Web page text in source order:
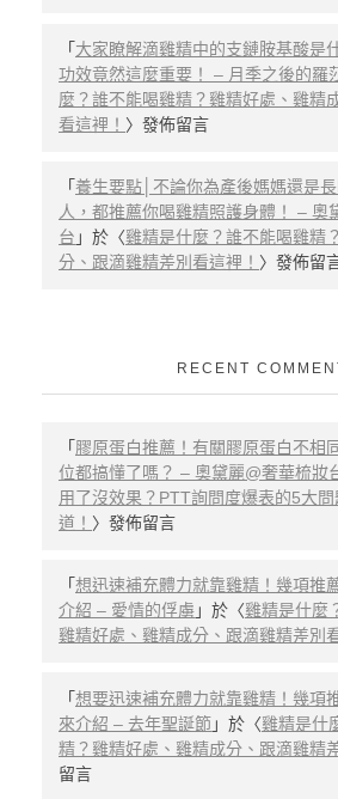
「 大家瞭解滴雞精中的支鏈胺基酸是
功效竟然這麼重要！ – 月季之後的羅
麼？誰不能喝雞精？雞精好處、雞精
看這裡！ 〉發佈留言
「養生要點│不論你為產後媽媽還是
人，都推薦你喝雞精照護身體！ – 奧
台 」於〈雞精是什麼？誰不能喝雞精
分、跟滴雞精差別看這裡！ 〉發佈留
RECENT
「 膠原蛋白推薦！有關膠原蛋白不相
位都搞懂了嗎？ – 奧黛麗@奢華梳妝
用了沒效果？PTT詢問度爆表的5大
道！ 〉發佈留言
「想迅速補充體力就靠雞精！幾項推
介紹 – 愛情的俘虜」於〈雞精是什麼
雞精好處、雞精成分、跟滴雞精差別
「想要迅速補充體力就靠雞精！幾項
來介紹 – 去年聖誕節」於〈雞精是什
精？雞精好處、雞精成分、跟滴雞精
留言